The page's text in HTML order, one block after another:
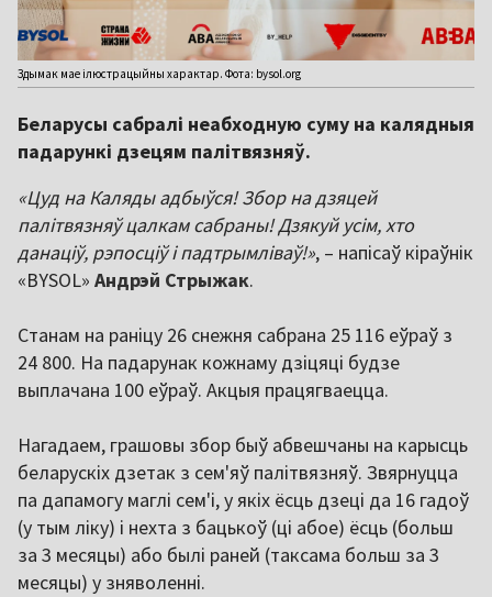
Здымак мае ілюстрацыйны характар. Фота: bysol.org
Беларусы сабралі неабходную суму на калядныя
падарункі дзецям палітвязняў.
«Цуд на Каляды адбыўся! Збор на дзяцей
палітвязняў цалкам сабраны! Дзякуй усім, хто
данаціў, рэпосціў і падтрымліваў!», – напісаў кіраўнік
«BYSOL» Андрэй Стрыжак.
Станам на раніцу 26 снежня сабрана 25 116 еўраў з
24 800. На падарунак кожнаму дзіцяці будзе
выплачана 100 еўраў. Акцыя працягваецца.
Нагадаем, грашовы збор быў абвешчаны на карысць
беларускіх дзетак з сем'яў палітвязняў. Звярнуцца
па дапамогу маглі сем'і, у якіх ёсць дзеці да 16 гадоў
(у тым ліку) і нехта з бацькоў (ці абое) ёсць (больш
за 3 месяцы) або былі раней (таксама больш за 3
месяцы) у зняволенні.